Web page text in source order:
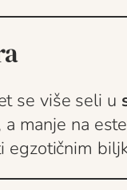
se više seli u
a manje na